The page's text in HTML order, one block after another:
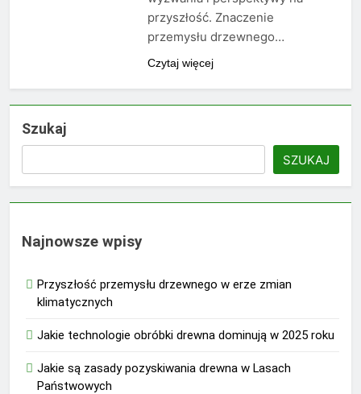
przyszłość. Znaczenie
przemysłu drzewnego…
Czytaj więcej
Szukaj
SZUKAJ
Najnowsze wpisy
Przyszłość przemysłu drzewnego w erze zmian
klimatycznych
Jakie technologie obróbki drewna dominują w 2025 roku
Jakie są zasady pozyskiwania drewna w Lasach
Państwowych